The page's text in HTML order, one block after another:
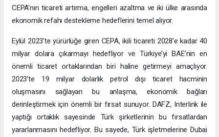
CEPA’nın ticareti artırma, engelleri azaltma ve iki ülke arasında
ekonomik refahı destekleme hedeflerini temel alıyor.
Eylül 2023’te yürürlüğe giren CEPA, ikili ticareti 2028’e kadar 40
milyar dolara çıkarmayı hedefliyor ve Türkiye’yi BAE’nin en
önemli ticaret ortaklarından biri haline getirmeyi amaçlıyor.
2023’te 19 milyar dolarlık petrol dışı ticaret hacminin
oluşmasını sağlayan bu anlaşma, ekonomik bağları
derinleştirmek için önemli bir fırsat sunuyor. DAFZ, Interlink ile
yaptığı ortaklık sayesinde Türk şirketlerinin bu fırsatlardan
yararlanmasını hedefliyor. Bu sayede, Türk işletmelerine Dubai